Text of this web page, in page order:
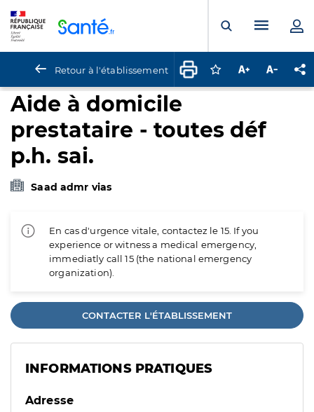
Ouvrir laMenu
Retour à l'établissement Connectez-vous
Augmenter la
Aide à domicile
prestataire - toutes déf
p.h. sai.
Saad admr vias
En cas d'urgence vitale, contactez le 15. If you
experience or witness a medical emergency,
immediatly call 15 (the national emergency
organization).
CONTACTER L'ÉTABLISSEMENT
INFORMATIONS PRATIQUES
Adresse